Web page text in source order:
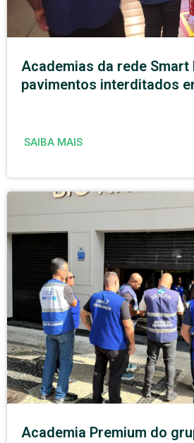
Academias da rede Smart
pavimentos interditados
SAIBA MAIS
Academia Premium do